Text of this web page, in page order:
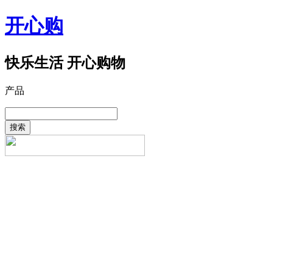
开心购
快乐生活 开心购物
产品
搜索